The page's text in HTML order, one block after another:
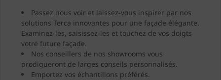
Passez nous voir et laissez-vous inspirer par nos
solutions Terca innovantes pour une façade élégante.
Examinez-les, saisissez-les et touchez de vos doigts
votre future façade.
Nos conseillers de nos showrooms vous
prodigueront de larges conseils personnalisés.
Emportez vos échantillons préférés.